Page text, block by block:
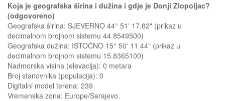
Koja je geografska širina i dužina i gdje je Donji Zlopoljac?
(odgovoreno)
Geografska širina: SJEVERNO 44° 51' 17.82" (prikaz u
decimalnom brojnom sistemu 44.8549500)
Geografska dužina: ISTOČNO 15° 50' 11.44" (prikaz u
decimalnom brojnom sistemu 15.8365100)
Nadmorska visina (elevacija): 0 metara
Broj stanovnika (populacija): 0
Digitalni model terena: 239
Vremenska zona: Europe/Sarajevo.